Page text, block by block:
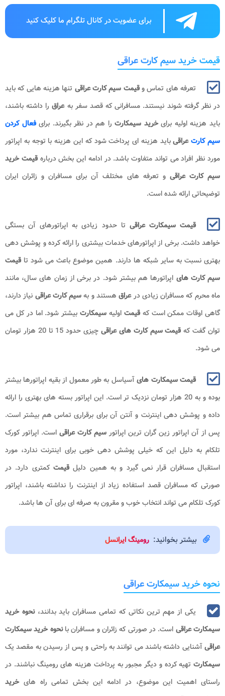
برای عضویت در کانال تلگرام ما کلیک کنید
قیمت خرید سیم کارت عراقی
تعرفه های تماس وقیمت سیم کارت عراقی تنها هزینه هایی که باید
در نظر گرفته شوند نیستند. مسافرانی که قصد سفر بهعراق را داشته باشند،
باید هزینه اولیه برایخرید سیمکارت را هم در نظر بگیرند. برایفعال کردن
سیم کارت عراقیباید هزینه ای پرداخت شود که این هزینه با توجه به اپراتور
مورد نظر افراد می تواند متفاوت باشد. در ادامه این بخش دربارهقیمت خرید
سیم کارت عراقی و تعرفه های مختلف آن برای مسافران و زائران ایران
توضیحاتی ارائه شده است.
قیمت سیمکارت عراقی تا حدود زیادی به اپراتورهای آن بستگی
خواهد داشت. برخی از اپراتورهای خدمات بیشتری را ارائه کرده و پوشش دهی
بهتری نسبت به سایر شبکه ها دارند. همین موضوع باعث می شود تاقیمت
سیم کارت های اپراتورها هم بیشتر شود. در برخی از زمان های سال، مانند
ماه محرم که مسافران زیادی درعراق هستند و بهسیم کارت عراقی نیاز دارند،
گاهی اوقات ممکن است کهقیمتاولیه سیمکارت بیشتر شود. اما در کل می
توان گفت کهقیمت سیم کارت های عراقی
چیزی حدود 15 تا 20 هزار تومان
می شود.
قیمت سیمکارت هایآسیاسل به طور معمول از بقیه اپراتورها بیشتر
بوده و به 20 هزار تومان نزدیک تر است. این اپراتور بسته های بهتری را ارائه
داده و پوشش دهی اینترنت و آنتن آن برای برقراری تماس هم بیشتر است.
پس از آن اپراتور زین گران ترین اپراتور سیم کارت عراقی است. اپراتور کورک
تلکام به دلیل این که خیلی پوشش دهی خوبی برای اینترنت ندارد، مورد
استقبال مسافران قرار نمی گیرد و به همین دلیلقیمتکمتری دارد. در
صورتی که مسافران قصد استفاده زیاد از اینترنت را نداشته باشند، اپراتور
کورک تلکام می تواند انتخاب خوب و مقرون به صرفه ای برای آن ها باشد.
بیشتر بخوانید: رومینگ ایرانسل
نحوه خرید سیمکارت عراقی
یکی از مهم ترین نکاتی که تمامی مسافران باید بدانند،نحوه خرید
سیمکارت عراقی است. در صورتی که زائران و مسافران بانحوه خرید سیمکارت
عراقیآشنایی داشته باشند می توانند به راحتی و پس از رسیدن به مقصد یک
سیمکارت تهیه کرده و دیگر مجبور به پرداخت هزینه های رومینگ نباشند. در
راستای اهمیت این موضوع، در ادامه این بخش تمامی راه هایخرید